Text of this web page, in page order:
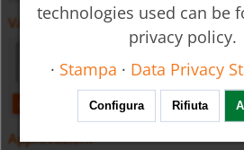
Varie
General Safety Instructions
download
Approvazioni
technologies used can be
privacy policy.
· Stampa · Data Privacy
Configura Rifiuta